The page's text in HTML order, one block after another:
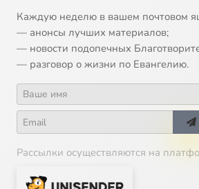
Каждую неделю в вашем почтовом
— анонсы лучших материалов;
— новости подопечных
— разговор о жизни по Евангелию.
Рассылки осуществляются на